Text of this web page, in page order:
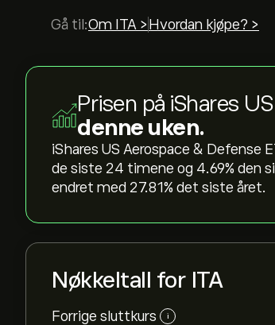
Gå til:Om ITA > Hvordan kjøpe? >
Prisen på iShares
denne uken.
iShares US Aerospace & Defense
de siste 24 timene og ‎4.69‎% den
endret med ‎27.81‎% det siste året.
Nøkkeltall for ITA
Forrige sluttkurs i